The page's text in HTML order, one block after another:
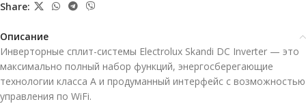
Share:
Описание
Инверторные сплит-системы Electrolux Skandi DC Inverter — это
максимально полный набор функций, энергосберегающие
технологии класса A и продуманный интерфейс с возможностью
управления по WiFi.